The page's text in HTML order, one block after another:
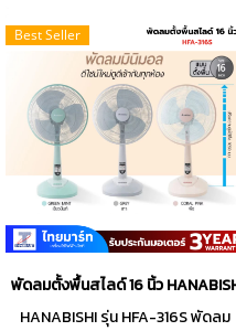
Best Seller
พัดลมตั้งพื้นสไลด์ 16 นิ้ว
HANABISHI รุ่น HFA-316S พัดลม